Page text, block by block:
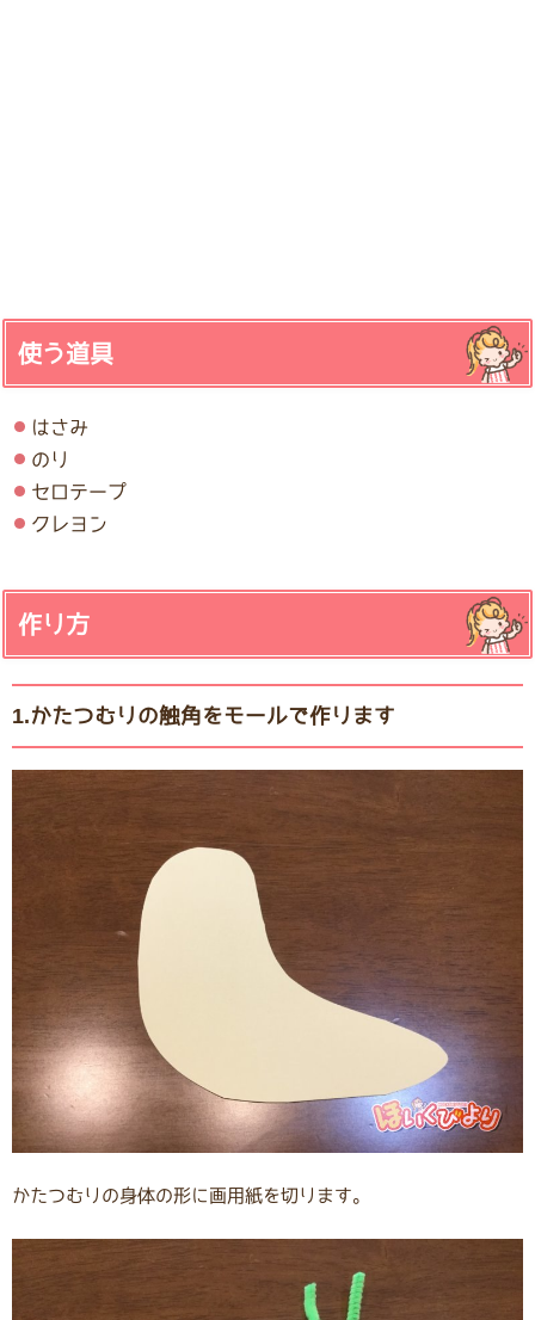
使う道具
はさみ
のり
セロテープ
クレヨン
作り方
1.かたつむりの触角をモールで作ります
かたつむりの身体の形に画用紙を切ります。